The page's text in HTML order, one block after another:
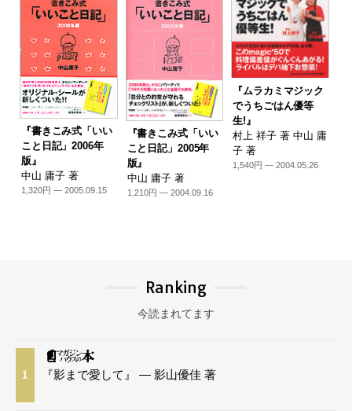
『書きこみ式「いい
こと日記」2006年
版』
中山 庸子 著
1,320円 — 2005.09.15
『書きこみ式「いい
こと日記」2005年
版』
中山 庸子 著
1,210円 — 2004.09.16
『ムラカミマジック
でうちごはん優等
生!』
村上 祥子 著 中山 庸
子 著
1,540円 — 2004.05.26
Ranking
今読まれてます
1 『影まで愛して』 — 影山優佳 著